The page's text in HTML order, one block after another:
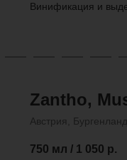
Винификация и
Zantho,
Австрия, Бургенланд
750 мл / 1 050 р.